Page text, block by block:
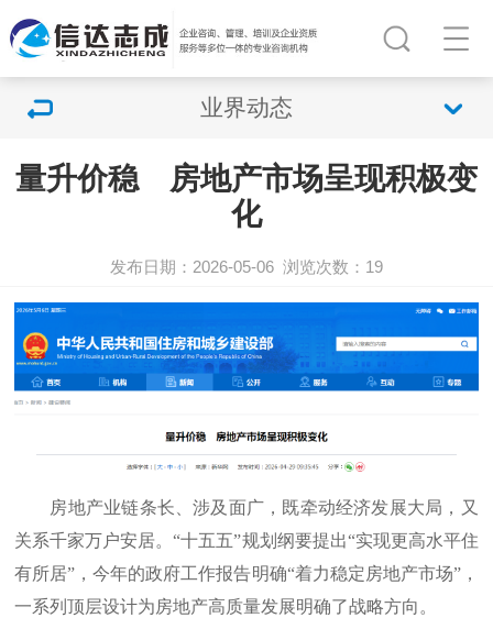
业界动态
量升价稳 房地产市场呈现积极变
化
发布日期：2026-05-06 浏览次数： 19
房地产业链条长、涉及面广，既牵动经济发展大局，又
关系千家万户安居。“十五五”规划纲要提出“实现更高水平住
有所居”，今年的政府工作报告明确“着力稳定房地产市场”，
一系列顶层设计为房地产高质量发展明确了战略方向。